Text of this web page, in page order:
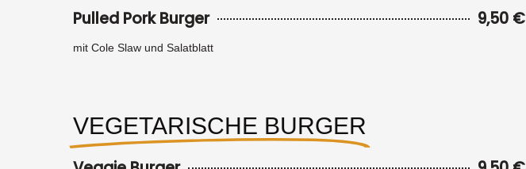
Pulled Pork Burger 9,50 €
mit Cole Slaw und Salatblatt
VEGETARISCHE BURGER